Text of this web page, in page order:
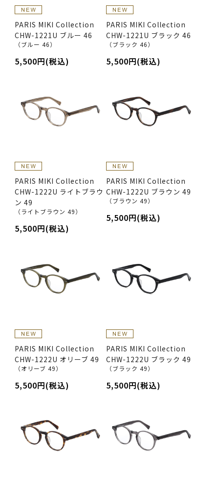
PARIS MIKI Collection
CHW-1221U ブルー 46
（ブルー 46）
5,500円(税込)
PARIS MIKI Collection
CHW-1221U ブラック 46
（ブラック 46）
5,500円(税込)
PARIS MIKI Collection
CHW-1222U ライトブラウ
ン 49
（ライトブラウン 49）
5,500円(税込)
PARIS MIKI Collection
CHW-1222U ブラウン 49
（ブラウン 49）
5,500円(税込)
PARIS MIKI Collection
CHW-1222U オリーブ 49
（オリーブ 49）
5,500円(税込)
PARIS MIKI Collection
CHW-1222U ブラック 49
（ブラック 49）
5,500円(税込)